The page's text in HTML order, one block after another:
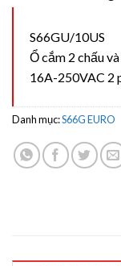
S66GU/10US
Ổ cắm 2 chấu
16A-250VAC 2
Danh mục:S66G EURO